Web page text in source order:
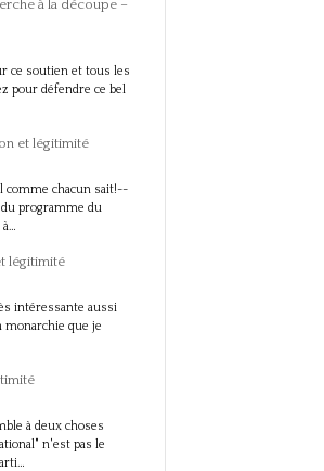
à la découpe –
ce soutien et tous les
pour défendre ce bel
et légitimité
comme chacun sait!--
programme du
légitimité
intéressante aussi
monarchie que je
à deux choses
n'est pas le